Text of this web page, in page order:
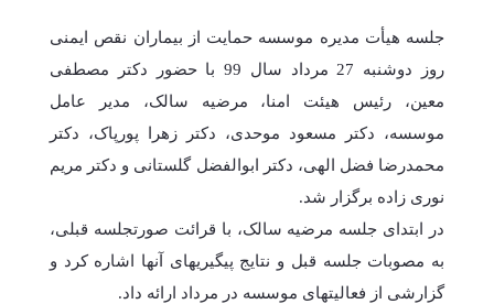
جلسه هیأت مدیره موسسه حمایت از بیماران نقص ایمنی
روز دوشنبه 27 مرداد سال 99 با حضور دکتر مصطفی
معین، رئیس هیئت امنا، مرضیه سالک، مدیر عامل
موسسه، دکتر مسعود موحدی، دکتر زهرا پورپاک، دکتر
محمدرضا فضل الهی، دکتر ابوالفضل گلستانی و دکتر مریم
نوری زاده برگزار شد.
در ابتدای جلسه مرضیه سالک، با قرائت صورتجلسه قبلی،
به مصوبات جلسه قبل و نتایج پیگیریهای آنها اشاره کرد و
گزارشی از فعالیتهای موسسه در مرداد ارائه داد.